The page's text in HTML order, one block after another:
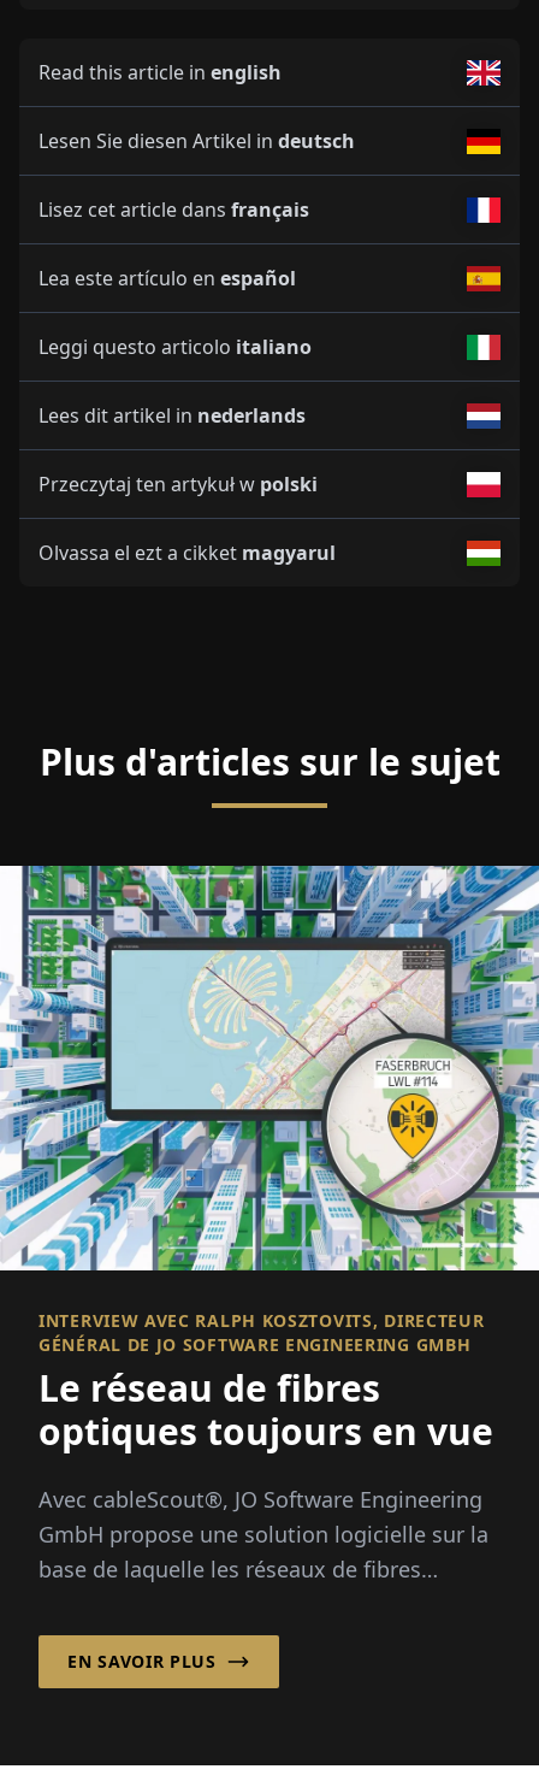
Read this article in english
Lesen Sie diesen Artikel in deutsch
Lisez cet article dans français
Lea este artículo en español
Leggi questo articolo italiano
Lees dit artikel in nederlands
Przeczytaj ten artykuł w polski
Olvassa el ezt a cikket magyarul
Plus d'articles sur le sujet
INTERVIEW AVEC RALPH KOSZTOVITS, DIRECTEUR
GÉNÉRAL DE JO SOFTWARE ENGINEERING GMBH
Le réseau de fibres
optiques toujours en vue
Avec cableScout®, JO Software Engineering
GmbH propose une solution logicielle sur la
base de laquelle les réseaux de fibres
de manière sécurisée tout autour de
l'horloge...
EN SAVOIR PLUS